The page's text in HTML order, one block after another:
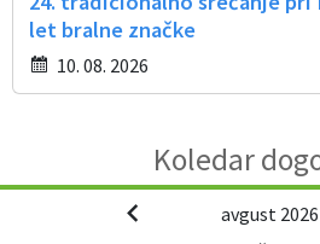
let bralne značke
10. 08. 2026
Koledar
avgust 2026